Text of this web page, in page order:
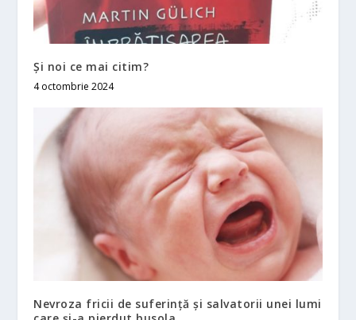
Și noi ce mai citim?
4 octombrie 2024
Nevroza fricii de suferință și salvatorii unei lumi